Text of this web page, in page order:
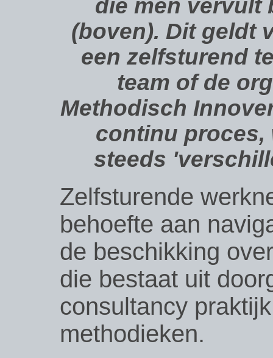
die men vervult
(boven). Dit geldt
een zelfsturend
team of de
Methodisch
continu proces,
steeds
Zelfsturende
behoefte aan
de beschikking
die bestaat uit
consultancy
methodieken.